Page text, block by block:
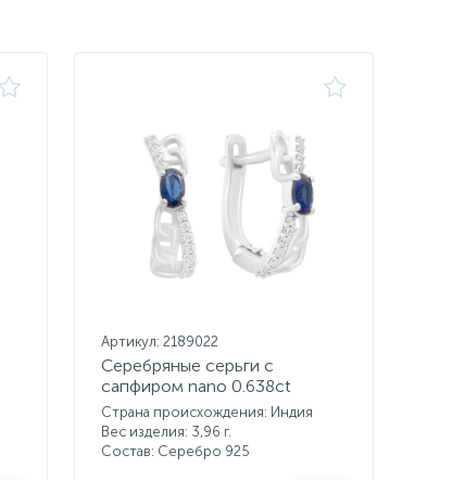
Артикул: 2189022
Серебряные серьги с
сапфиром nano 0.638ct
Страна происхождения: Индия
Вес изделия: 3,96 г.
Состав: Серебро 925